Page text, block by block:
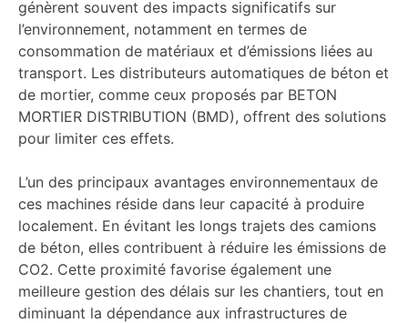
génèrent souvent des impacts significatifs sur
l’environnement, notamment en termes de
consommation de matériaux et d’émissions liées au
transport. Les distributeurs automatiques de béton et
de mortier, comme ceux proposés par BETON
MORTIER DISTRIBUTION (BMD), offrent des solutions
pour limiter ces effets.
L’un des principaux avantages environnementaux de
ces machines réside dans leur capacité à produire
localement. En évitant les longs trajets des camions
de béton, elles contribuent à réduire les émissions de
CO2. Cette proximité favorise également une
meilleure gestion des délais sur les chantiers, tout en
diminuant la dépendance aux infrastructures de